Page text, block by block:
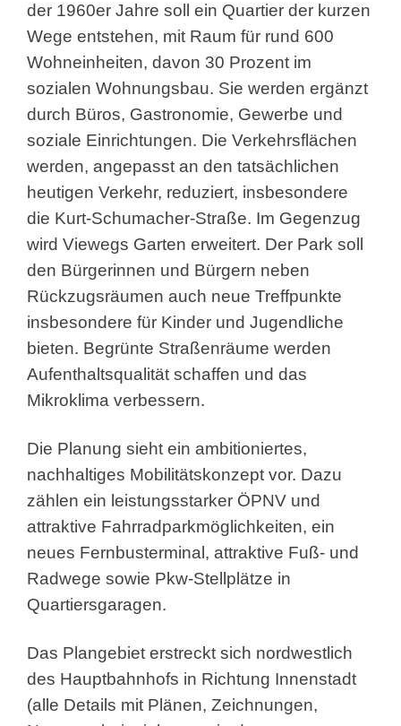
der 1960er Jahre soll ein Quartier der kurzen
Wege entstehen, mit Raum für rund 600
Wohneinheiten, davon 30 Prozent im
sozialen Wohnungsbau. Sie werden ergänzt
durch Büros, Gastronomie, Gewerbe und
soziale Einrichtungen. Die Verkehrsflächen
werden, angepasst an den tatsächlichen
heutigen Verkehr, reduziert, insbesondere
die Kurt-Schumacher-Straße. Im Gegenzug
wird Viewegs Garten erweitert. Der Park soll
den Bürgerinnen und Bürgern neben
Rückzugsräumen auch neue Treffpunkte
insbesondere für Kinder und Jugendliche
bieten. Begrünte Straßenräume werden
Aufenthaltsqualität schaffen und das
Mikroklima verbessern.
Die Planung sieht ein ambitioniertes,
nachhaltiges Mobilitätskonzept vor. Dazu
zählen ein leistungsstarker ÖPNV und
attraktive Fahrradparkmöglichkeiten, ein
neues Fernbusterminal, attraktive Fuß- und
Radwege sowie Pkw-Stellplätze in
Quartiersgaragen.
Das Plangebiet erstreckt sich nordwestlich
des Hauptbahnhofs in Richtung Innenstadt
(alle Details mit Plänen, Zeichnungen,